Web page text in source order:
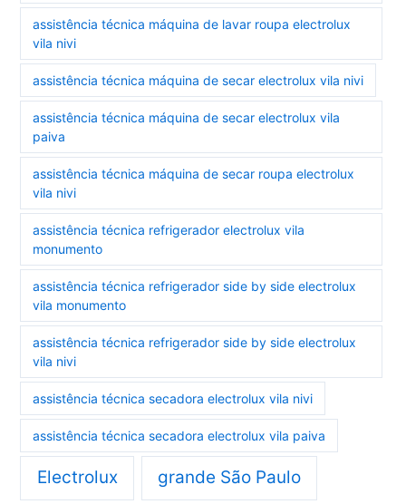
assistência técnica máquina de lavar roupa electrolux
vila nivi
assistência técnica máquina de secar electrolux vila nivi
assistência técnica máquina de secar electrolux vila
paiva
assistência técnica máquina de secar roupa electrolux
vila nivi
assistência técnica refrigerador electrolux vila
monumento
assistência técnica refrigerador side by side electrolux
vila monumento
assistência técnica refrigerador side by side electrolux
vila nivi
assistência técnica secadora electrolux vila nivi
assistência técnica secadora electrolux vila paiva
Electrolux grande São Paulo